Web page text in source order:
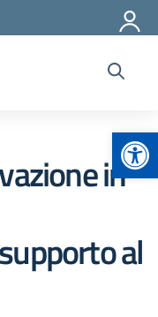
in
al